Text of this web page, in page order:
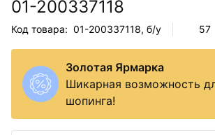
01-200337118
Код товара: 01-200337118, б/у 57
Золотая Ярмарка
Шикарная возможность
шопинга!